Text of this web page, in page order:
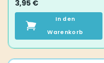
3,95 €
In den
Warenkorb